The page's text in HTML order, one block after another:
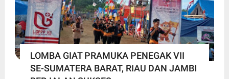
LOMBA GIAT PRAMUKA PENEGAK VII
SE-SUMATERA BARAT, RIAU DAN JAMBI